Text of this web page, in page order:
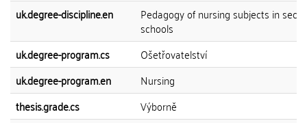
uk.degree-discipline.en
Pedagogy of nursing subjects in
schools
uk.degree-program.cs
Ošetřovatelství
uk.degree-program.en
Nursing
thesis.grade.cs
Výborně